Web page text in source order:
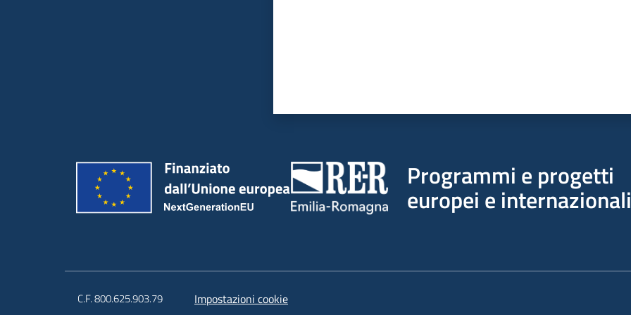
Programmi e progetti
europei e
C.F. 800.625.903.79 Impostazioni cookie